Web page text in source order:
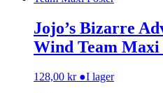
Jojo’s Bizarre
Wind Team Maxi
128,00 kr ●I lager